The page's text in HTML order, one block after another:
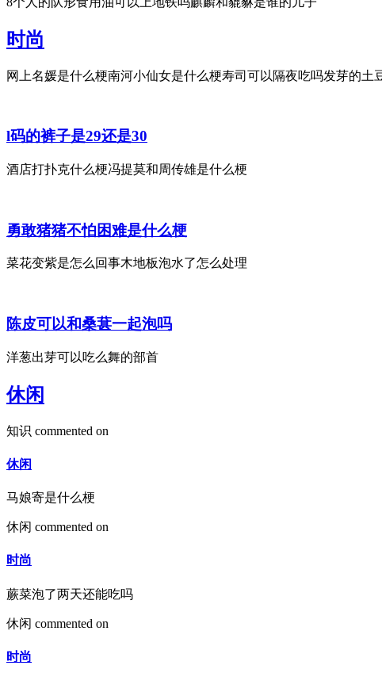
时尚
网上名媛是什么梗南河小仙女是什么梗寿司可以隔夜吃吗发芽的
l码的裤子是29还是30
酒店打扑克什么梗冯提莫和周传雄是什么梗
勇敢猪猪不怕困难是什么梗
菜花变紫是怎么回事木地板泡水了怎么处理
陈皮可以和桑葚一起泡吗
洋葱出芽可以吃么舞的部首
休闲
知识 commented on
休闲
马娘寄是什么梗
休闲 commented on
时尚
蕨菜泡了两天还能吃吗
休闲 commented on
时尚